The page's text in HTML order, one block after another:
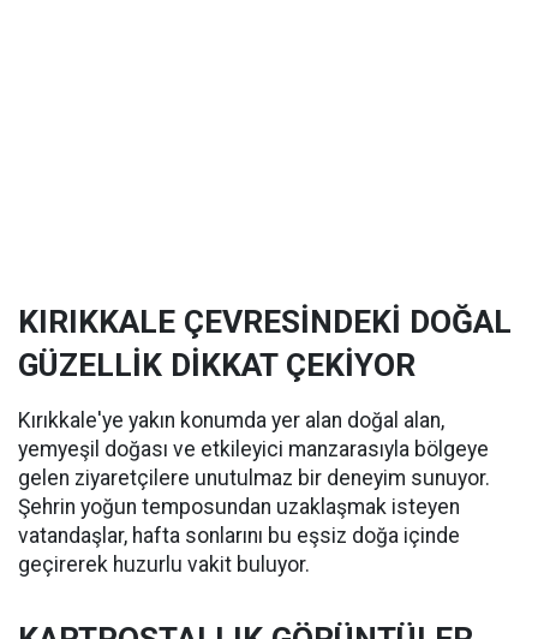
KIRIKKALE ÇEVRESİNDEKİ DOĞAL
GÜZELLİK DİKKAT ÇEKİYOR
Kırıkkale'ye yakın konumda yer alan doğal alan,
yemyeşil doğası ve etkileyici manzarasıyla bölgeye
gelen ziyaretçilere unutulmaz bir deneyim sunuyor.
Şehrin yoğun temposundan uzaklaşmak isteyen
vatandaşlar, hafta sonlarını bu eşsiz doğa içinde
geçirerek huzurlu vakit buluyor.